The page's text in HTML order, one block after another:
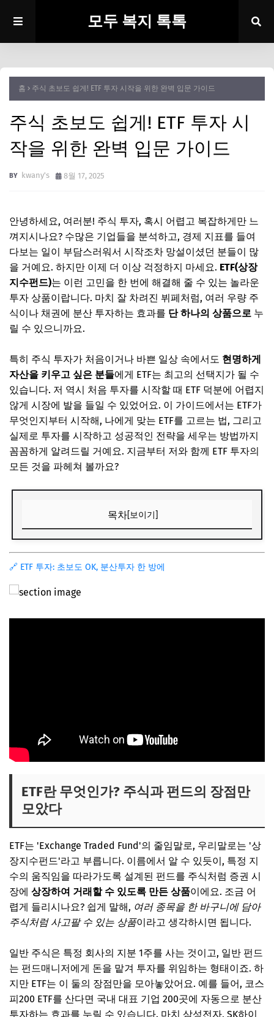
모두 복지 톡톡
홈 주식 초보도 쉽게! ETF 투자 시작을 위한 완벽 입문 가이드
주식 초보도 쉽게! ETF 투자 시
작을 위한 완벽 입문 가이드
kwany's 8월 17, 2025
안녕하세요, 여러분! 주식 투자, 혹시 어렵고 복잡하게만 느
껴지시나요? 수많은 기업들을 분석하고, 경제 지표를 들여
다보는 일이 부담스러워서 시작조차 망설이셨던 분들이 많
을 거예요. 하지만 이제 더 이상 걱정하지 마세요. ETF(상장
지수펀드)는 이런 고민을 한 번에 해결해 줄 수 있는 놀라운
투자 상품이랍니다. 마치 잘 차려진 뷔페처럼, 여러 우량 주
식이나 채권에 분산 투자하는 효과를 단 하나의 상품으로 누
릴 수 있으니까요.
특히 주식 투자가 처음이거나 바쁜 일상 속에서도 현명하게
자산을 키우고 싶은 분들에게 ETF는 최고의 선택지가 될 수
있습니다. 저 역시 처음 투자를 시작할 때 ETF 덕분에 어렵지
않게 시장에 발을 들일 수 있었어요. 이 가이드에서는 ETF가
무엇인지부터 시작해, 나에게 맞는 ETF를 고르는 법, 그리고
실제로 투자를 시작하고 성공적인 전략을 세우는 방법까지
꼼꼼하게 알려드릴 거예요. 지금부터 저와 함께 ETF 투자의
모든 것을 파헤쳐 볼까요?
목차[보이기]
📌 지금 뜨는 꿀정보! 놓치지 마세요
추가할인 코드 WRVE6
ETF 투자의 장점과 주의할 점
📌 지금 뜨는 꿀정보! 놓치지 마세요
추가할인 코드 WRVE6
1. 증권사 계좌 개설
2. 투자금 설정 및 예산 계획
3. HTS/MTS 설치 및 활용법 익히기
4. 나만의 투자 목표 설정
성공적인 ETF 투자를 위한 나만의 전략 세우기
1. 장기 투자 vs. 단기 투자, 나에게 맞는 길은?
🔗 ETF 투자: 초보도 OK, 분산투자 한 방에
ETF란 무엇인가? 주식과 펀드의 장점만
모았다
ETF는 'Exchange Traded Fund'의 줄임말로, 우리말로는 '상
장지수펀드'라고 부릅니다. 이름에서 알 수 있듯이, 특정 지
수의 움직임을 따라가도록 설계된 펀드를 주식처럼 증권 시
장에 상장하여 거래할 수 있도록 만든 상품이에요. 조금 어
렵게 들리시나요? 쉽게 말해, 여러 종목을 한 바구니에 담아
주식처럼 사고팔 수 있는 상품이라고 생각하시면 됩니다.
일반 주식은 특정 회사의 지분 1주를 사는 것이고, 일반 펀드
는 펀드매니저에게 돈을 맡겨 투자를 위임하는 형태이죠. 하
지만 ETF는 이 둘의 장점만을 모아놓았어요. 예를 들어, 코스
피200 ETF를 산다면 국내 대표 기업 200곳에 자동으로 분산
투자하는 효과를 누릴 수 있습니다. 마치 삼성전자, SK하이